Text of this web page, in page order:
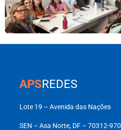
APSREDES
Lote 19 – Avenida das Nações
SEN – Asa Norte, DF – 70312-970